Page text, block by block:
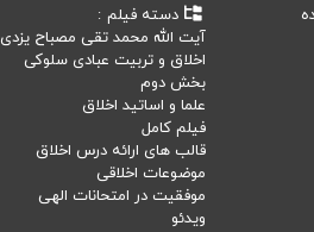
دسته فیلم
آیت الله محمد تقی مصباح یزدی
اخلاق و تربیت عبادی سلوکی
بخش دوم
علما و اساتید اخلاق
فیلم کامل
قالب های ارائه درس اخلاق
موضوعات اخلاقی
موفقیت در امتحانات الهی
ویدئو